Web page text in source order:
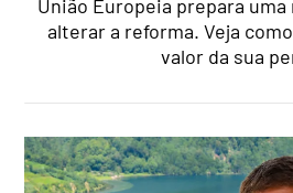
União Europeia prepara
alterar a reforma. Veja
valor da sua